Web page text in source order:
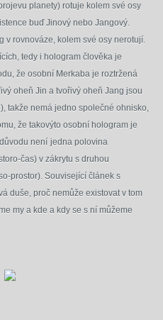
planety) rotuje kolem své osy
buď Jinový nebo Jangový.
v rovnováze, kolem své osy nerotují.
tedy i hologram člověka je
že osobní Merkaba je roztržená
oheň Jin a tvořivý oheň Jang jsou
takže nemá jedno společné ohnisko,
že takovýto osobní hologram je
není jedna polovina
čas) v zákrytu s druhou
prostor). Související článek s
duše, proč nemůže existovat v tom
my a kde a kdy se s ní můžeme